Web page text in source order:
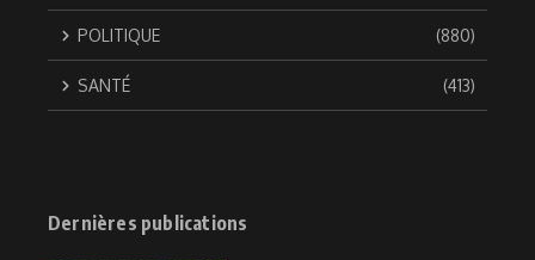
POLITIQUE (880)
SANTÉ (413)
Dernières publications